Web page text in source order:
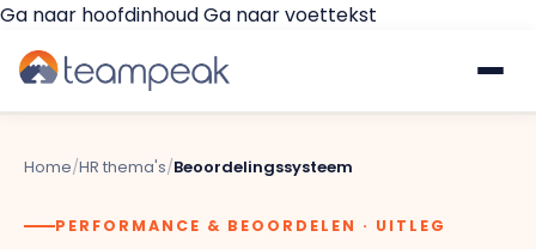
Ga naar hoofdinhoudGa naar voettekst
Platform
Home/HR thema's/Beoordelingssysteem
PERFORMANCE & BEOORDELEN · UITLEG